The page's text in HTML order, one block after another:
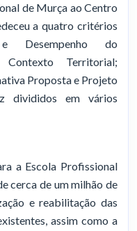
de Murça ao Centro
a quatro critérios
Desempenho do
Contexto Territorial;
Proposta e Projeto
divididos em vários
a Escola Profissional
cerca de um milhão de
e reabilitação das
assim como a